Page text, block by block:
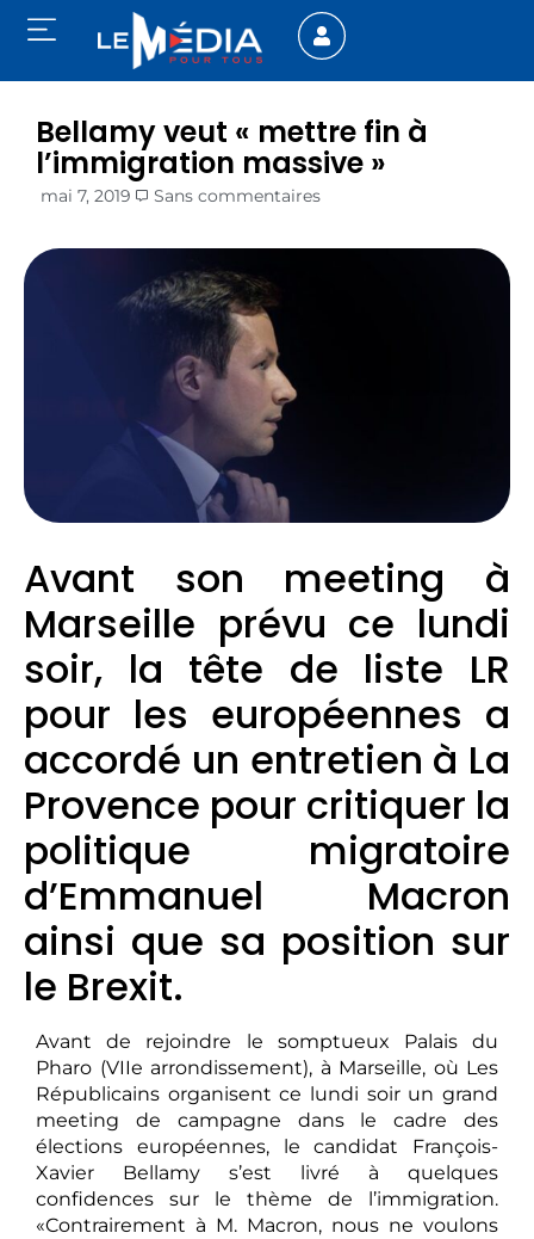
Bellamy veut « mettre fin à
l’immigration massive »
mai 7, 2019 Sans commentaires
Avant son meeting à
Marseille prévu ce lundi
soir, la tête de liste LR
pour les européennes a
accordé un entretien à La
Provence pour critiquer la
politique migratoire
d’Emmanuel Macron
ainsi que sa position sur
le Brexit.
Avant de rejoindre le somptueux Palais du
Pharo (VIIe arrondissement), à Marseille, où Les
Républicains organisent ce lundi soir un grand
meeting de campagne dans le cadre des
élections européennes, le candidat François-
Xavier Bellamy s’est livré à quelques
confidences sur le thème de l’immigration.
«Contrairement à M. Macron, nous ne voulons